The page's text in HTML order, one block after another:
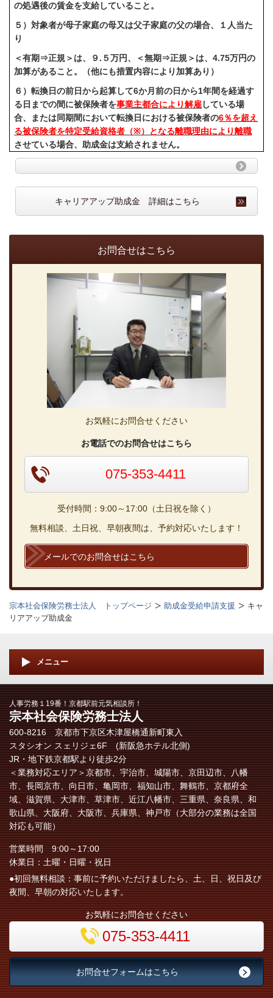
の処遇後の賃金を支給していること。
５）対象者が母子家庭の母又は父子家庭の父の場合、１人当た
り
＜有期⇒正規＞は、９.５万円、＜無期⇒正規＞は、4.75万円の
加算があること。（他にも措置内容により加算あり）
６）転換日の前日から起算して6か月前の日から1年間を経過す
る日までの間に被保険者を事業主都合により解雇している場
合、または同期間において転換日における被保険者の6％を超え
る被保険者を特定受給資格者（※）となる離職理由により離職
させている場合、助成金は支給されません。
キャリアアップ助成金 詳細はこちら
お問合せはこちら
お気軽にお問合せください
お電話でのお問合せはこちら
075-353-4411
受付時間：9:00～17:00（土日祝を除く）
無料相談、土日祝、早朝夜間は、予約対応いたします！
メールでのお問合せはこちら
宗本社会保険労務士法人 トップページ 助成金受給申請支援
キャ
リアアップ助成金
メニュー
人事労務１19番！京都駅前元気相談所！
宗本社会保険労務士法人
600-8216 京都市下京区木津屋橋通新町東入
スタシオン スェリジェ6F (新阪急ホテル北側)
JR・地下鉄京都駅より徒歩2分
＜業務対応エリア＞京都市、宇治市、城陽市、京田辺市、八幡
市、長岡京市、向日市、亀岡市、福知山市、舞鶴市、 京都府全
域、 滋賀県、大津市、草津市、近江八幡市、三重県、奈良県、和
歌山県、大阪府、大阪市、兵庫県、神戸市（大部分の業務は全国
対応も可能）
営業時間 9:00～17:00
休業日：土曜・日曜・祝日
●初回無料相談：事前に予約いただけましたら、土、日、祝日及び
夜間、早朝の対応いたします。
お気軽にお問合せください
075-353-4411
お問合せフォームはこちら